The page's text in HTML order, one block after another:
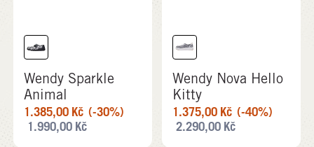
Wendy Sparkle
Animal
1.385,00 Kč (-30%)
1.990,00 Kč
Wendy Nova Hello
Kitty
1.375,00 Kč (-40%)
2.290,00 Kč